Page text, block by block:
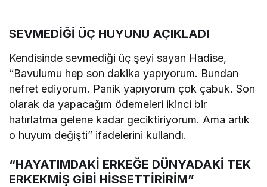
SEVMEDİĞİ ÜÇ HUYUNU AÇIKLADI
Kendisinde sevmediği üç şeyi sayan Hadise,
“Bavulumu hep son dakika yapıyorum. Bundan
nefret ediyorum. Panik yapıyorum çok çabuk. Son
olarak da yapacağım ödemeleri ikinci bir
hatırlatma gelene kadar geciktiriyorum. Ama artık
o huyum değişti” ifadelerini kullandı.
“HAYATIMDAKİ ERKEĞE DÜNYADAKİ TEK
ERKEKMİŞ GİBİ HİSSETTİRİRİM”